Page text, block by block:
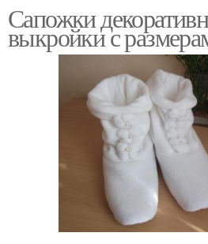
Сапожки
выкройки с